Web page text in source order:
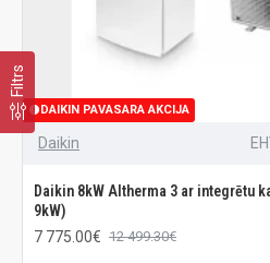
DAIKIN PAVASARA AKCIJA
Daikin
Daikin 8kW Altherma 3 ar integrētu
9kW)
7 775.00€ 12 499.30€
Filtrs